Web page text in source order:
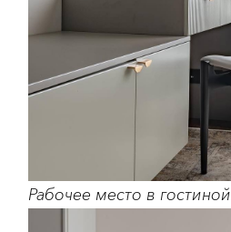
Рабочее место в гостиной